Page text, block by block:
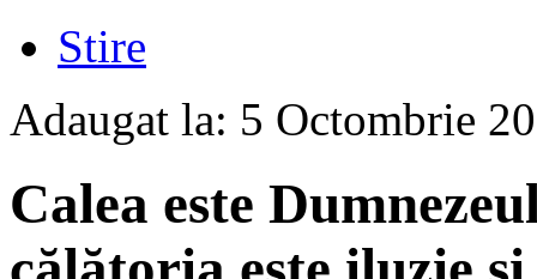
Stire
Adaugat la: 5 Octombrie
Calea este